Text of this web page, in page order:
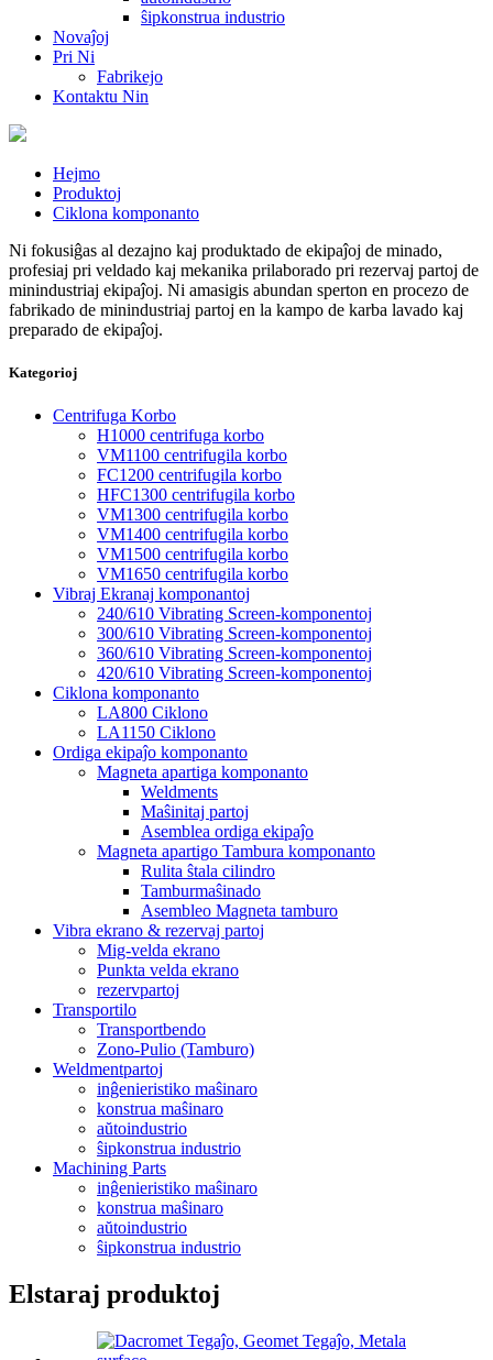
ŝipkonstrua industrio
Novaĵoj
Pri Ni
Fabrikejo
Kontaktu Nin
Hejmo
Produktoj
Ciklona komponanto
Ni fokusiĝas al dezajno kaj produktado de ekipaĵoj de minado,
profesiaj pri veldado kaj mekanika prilaborado pri rezervaj partoj de
minindustriaj ekipaĵoj. Ni amasigis abundan sperton en procezo de
fabrikado de minindustriaj partoj en la kampo de karba lavado kaj
preparado de ekipaĵoj.
Kategorioj
Centrifuga Korbo
H1000 centrifuga korbo
VM1100 centrifugila korbo
FC1200 centrifugila korbo
HFC1300 centrifugila korbo
VM1300 centrifugila korbo
VM1400 centrifugila korbo
VM1500 centrifugila korbo
VM1650 centrifugila korbo
Vibraj Ekranaj komponantoj
240/610 Vibrating Screen-komponentoj
300/610 Vibrating Screen-komponentoj
360/610 Vibrating Screen-komponentoj
420/610 Vibrating Screen-komponentoj
Ciklona komponanto
LA800 Ciklono
LA1150 Ciklono
Ordiga ekipaĵo komponanto
Magneta apartiga komponanto
Weldments
Maŝinitaj partoj
Asemblea ordiga ekipaĵo
Magneta apartigo Tambura komponanto
Rulita ŝtala cilindro
Tamburmaŝinado
Asembleo Magneta tamburo
Vibra ekrano & rezervaj partoj
Mig-velda ekrano
Punkta velda ekrano
rezervpartoj
Transportilo
Transportbendo
Zono-Pulio (Tamburo)
Weldmentpartoj
inĝenieristiko maŝinaro
konstrua maŝinaro
aŭtoindustrio
ŝipkonstrua industrio
Machining Parts
inĝenieristiko maŝinaro
konstrua maŝinaro
aŭtoindustrio
ŝipkonstrua industrio
Elstaraj produktoj